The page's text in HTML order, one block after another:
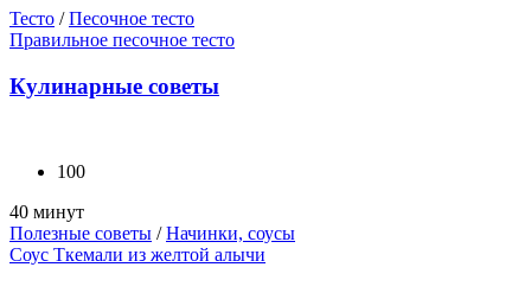
Тесто /Песочное тесто
Правильное песочное тесто
Кулинарные советы
100
40 минут
Полезные советы /Начинки, соусы
Соус Ткемали из желтой алычи